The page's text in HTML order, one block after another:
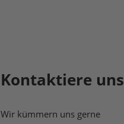
Kontaktiere uns
Wir kümmern uns gerne